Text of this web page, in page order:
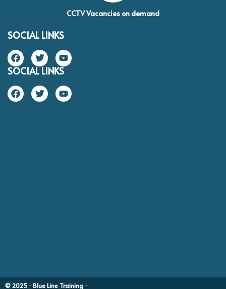
CCTV Vacancies on demand
SOCIAL LINKS
SOCIAL LINKS
© 2025 · Blue Line Training ·